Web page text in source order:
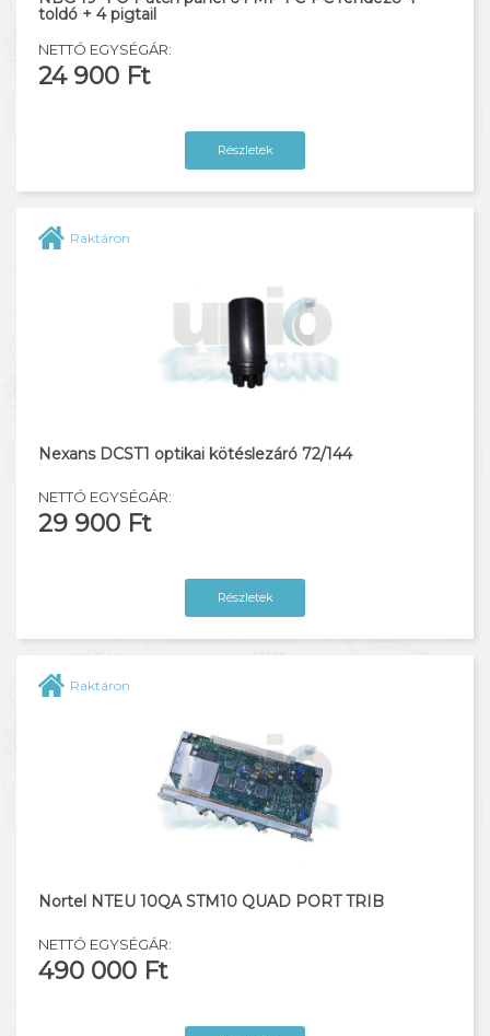
toldó + 4 pigtail
NETTÓ EGYSÉGÁR:
24 900 Ft
Részletek
Raktáron
Nexans DCST1 optikai kötéslezáró 72/144
NETTÓ EGYSÉGÁR:
29 900 Ft
Részletek
Raktáron
Nortel NTEU 10QA STM10 QUAD PORT TRIB
NETTÓ EGYSÉGÁR:
490 000 Ft